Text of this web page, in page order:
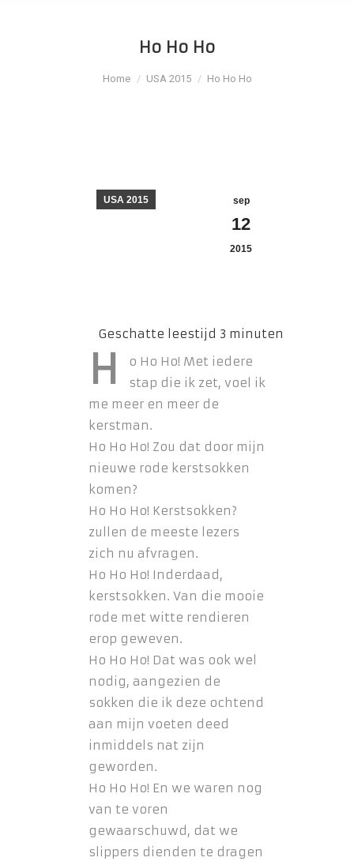
Ho Ho Ho
Je bent hier:
Home USA 2015 Ho Ho Ho
sep
12
2015
USA 2015
H
o Ho Ho! Met iedere
stap die ik zet, voel ik
me meer en meer de
kerstman.
Ho Ho Ho! Zou dat door mijn
nieuwe rode kerstsokken
komen?
Ho Ho Ho! Kerstsokken?
zullen de meeste lezers
zich nu afvragen.
Ho Ho Ho! Inderdaad,
kerstsokken. Van die mooie
rode met witte rendieren
erop geweven.
Ho Ho Ho! Dat was ook wel
nodig, aangezien de
sokken die ik deze ochtend
aan mijn voeten deed
inmiddels nat zijn
geworden.
Ho Ho Ho! En we waren nog
van te voren
gewaarschuwd, dat we
slippers dienden te dragen